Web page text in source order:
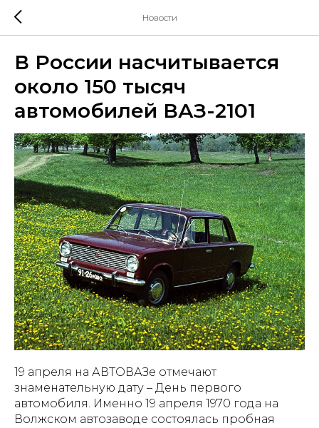
Новости
В России насчитывается
около 150 тысяч
автомобилей ВАЗ-2101
19 апреля на АВТОВАЗе отмечают
знаменательную дату – День первого
автомобиля. Именно 19 апреля 1970 года на
Волжском автозаводе состоялась пробная